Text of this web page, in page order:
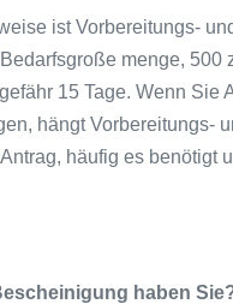
ist Vorbereitungs-
menge, 500
15 Tage. Wenn Sie
hängt Vorbereitungs-
häufig es benötigt
haben